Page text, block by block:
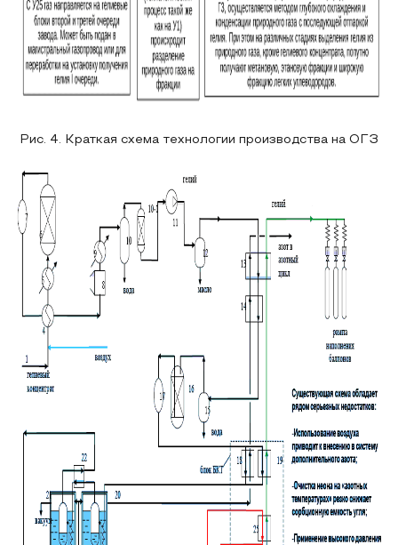
Рис. 4. Краткая схема технологии производства на ОГЗ